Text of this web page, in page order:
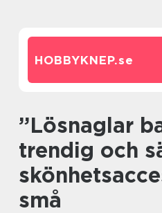
HOBBYKNEP.se
”Lösnaglar barn” – En
trendig och
små